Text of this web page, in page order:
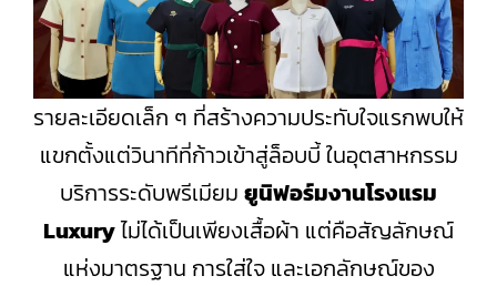
รายละเอียดเล็ก ๆ ที่สร้างความประทับใจแรกพบให้
แขกตั้งแต่วินาทีที่ก้าวเข้าสู่ล็อบบี้ ในอุตสาหกรรม
บริการระดับพรีเมียม ยูนิฟอร์มงานโรงแรม
Luxuryไม่ได้เป็นเพียงเสื้อผ้า แต่คือสัญลักษณ์
แห่งมาตรฐาน การใส่ใจ และเอกลักษณ์ของ